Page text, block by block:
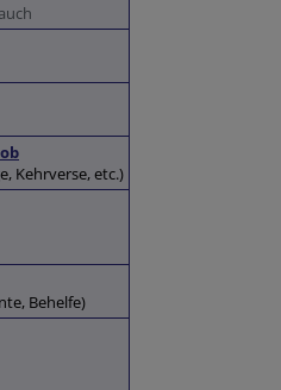
Kehrverse, etc.)
Behelfe)